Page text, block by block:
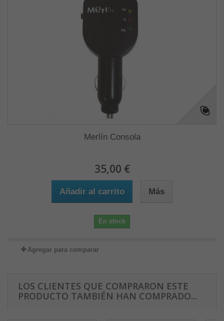
Merlín Consola
35,00 €
Añadir al carrito Más
En stock
Agregar para comparar
LOS CLIENTES QUE COMPRARON ESTE
PRODUCTO TAMBIÉN HAN COMPRADO...